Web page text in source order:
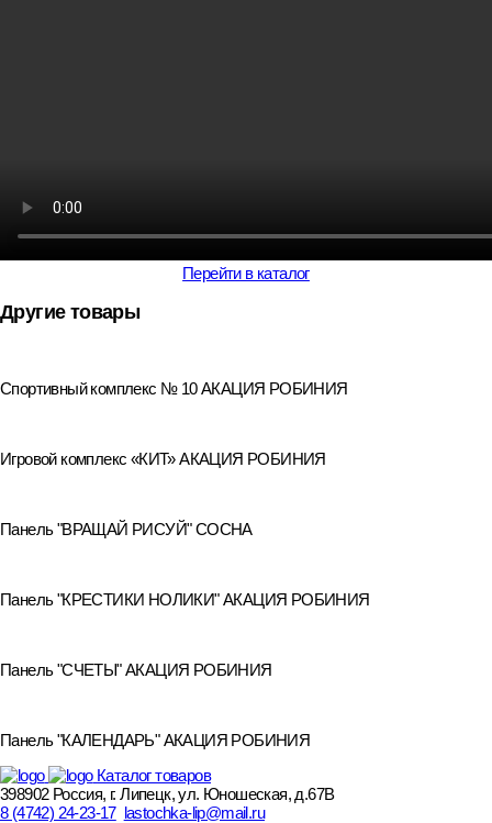
Перейти в каталог
Другие товары
Спортивный комплекс № 10 АКАЦИЯ РОБИНИЯ
Игровой комплекс «КИТ» АКАЦИЯ РОБИНИЯ
Панель "ВРАЩАЙ РИСУЙ" СОСНА
Панель "КРЕСТИКИ НОЛИКИ" АКАЦИЯ РОБИНИЯ
Панель "СЧЕТЫ" АКАЦИЯ РОБИНИЯ
Панель "КАЛЕНДАРЬ" АКАЦИЯ РОБИНИЯ
Каталог товаров
398902 Россия, г. Липецк, ул. Юношеская, д.67В
8 (4742) 24-23-17 lastochka-lip@mail.ru